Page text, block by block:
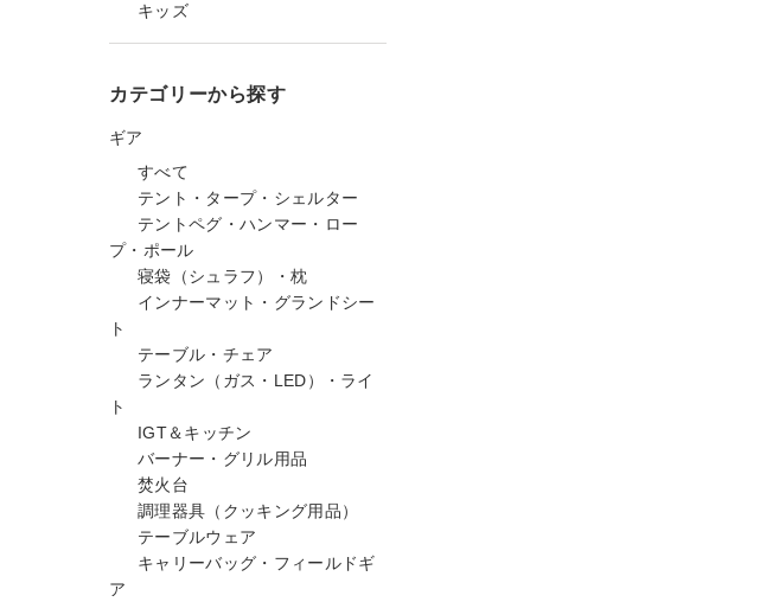
キッズ
カテゴリーから探す
ギア
すべて
テント・タープ・シェルター
テントペグ・ハンマー・ロー
プ・ポール
寝袋（シュラフ）・枕
インナーマット・グランドシー
ト
テーブル・チェア
ランタン（ガス・LED）・ライ
ト
IGT＆キッチン
バーナー・グリル用品
焚火台
調理器具（クッキング用品）
テーブルウェア
キャリーバッグ・フィールドギ
ア